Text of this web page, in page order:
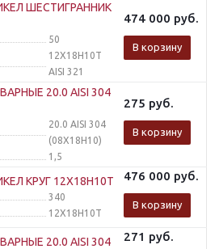
ШЕСТИГРАННИК
50
12Х18Н10Т
AISI 321
474 000 руб.
В корзину
20.0 AISI 304
20.0 AISI 304
(08Х18Н10)
1,5
275 руб.
В корзину
КРУГ 12Х18Н10Т
340
12Х18Н10Т
476 000 руб.
В корзину
20.0 AISI 304 271 руб.